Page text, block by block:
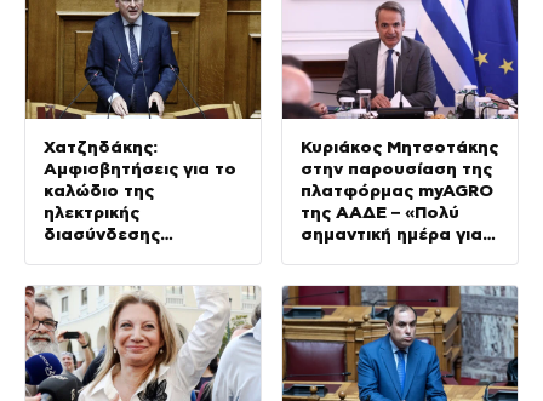
Χατζηδάκης:
Αμφισβητήσεις για το
καλώδιο της
ηλεκτρικής
διασύνδεσης
Κυριάκος Μητσοτάκης
στην παρουσίαση της
πλατφόρμας myAGRO
της ΑΑΔΕ – «Πολύ
σημαντική ημέρα για